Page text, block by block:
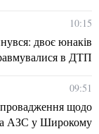
10:15
двоє юнаків
в ДТП
09:51
провадження щодо
АЗС у Широкому